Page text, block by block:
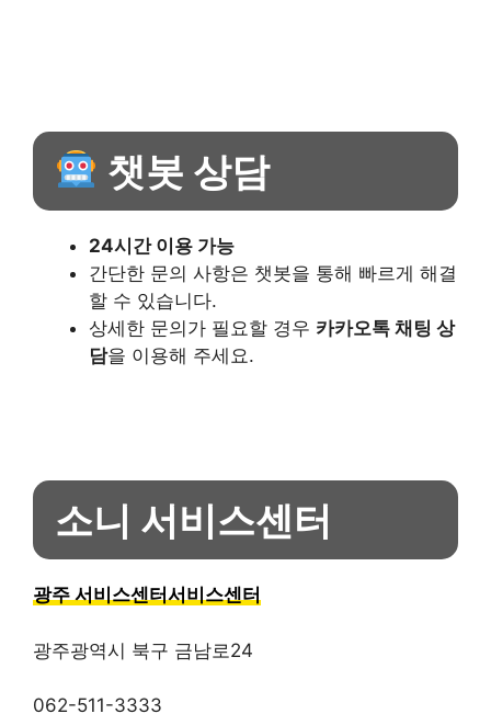
챗봇 상담
24시간 이용 가능
간단한 문의 사항은 챗봇을 통해 빠르게 해결
할 수 있습니다.
상세한 문의가 필요할 경우 카카오톡 채팅 상
담을 이용해 주세요.
소니 서비스센터
광주 서비스센터서비스센터
광주광역시 북구 금남로24
062-511-3333